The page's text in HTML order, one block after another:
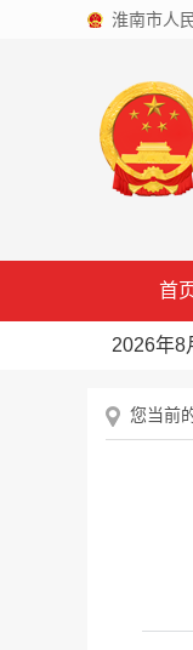
淮南市人
首
2026年8
您当前